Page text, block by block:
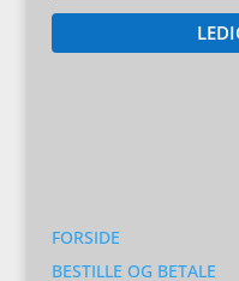
FORSIDE
BESTILLE OG BETALE